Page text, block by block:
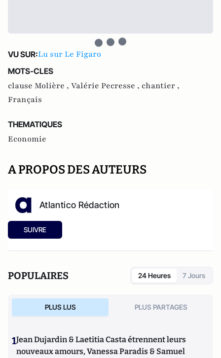
VU SUR:Lu sur Le Figaro
MOTS-CLES
clause Molière , Valérie Pecresse , chantier ,
Français
THEMATIQUES
Economie
A PROPOS DES AUTEURS
Atlantico Rédaction
SUIVRE
POPULAIRES 24 Heures 7 Jours
PLUS LUS PLUS PARTAGES
1Jean Dujardin & Laetitia Casta étrennent leurs
nouveaux amours, Vanessa Paradis & Samuel